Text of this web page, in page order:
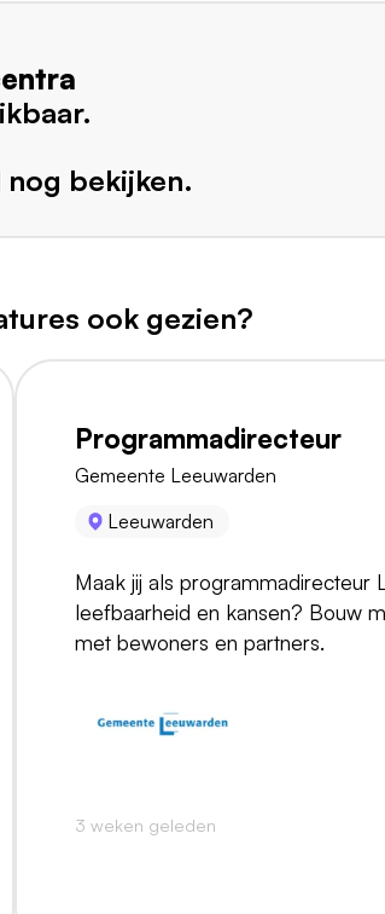
bekijken.
ook gezien?
Programmadirecteur
Gemeente Leeuwarden
Leeuwarden
Maak jij als programmadirecteur
leefbaarheid en kansen? Bouw
met bewoners en partners.
3 weken geleden